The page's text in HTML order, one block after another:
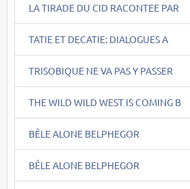
LA TIRADE DU CID RACONTEE PAR
TATIE ET DECATIE: DIALOGUES A
TRISOBIQUE NE VA PAS Y PASSER
THE WILD WILD WEST IS COMING B
BÊLE ALONE BELPHEGOR
BÊLE ALONE BELPHEGOR